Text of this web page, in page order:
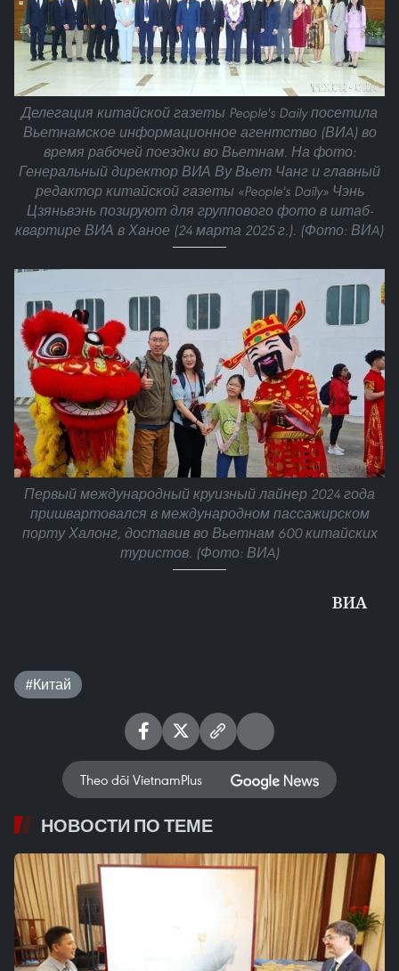
Делегация китайской газеты People's Daily посетила
Вьетнамское информационное агентство (ВИA) во
время рабочей поездки во Вьетнам. На фото:
Генеральный директор ВИА Ву Вьет Чанг и главный
редактор китайской газеты «People's Daily» Чэнь
Цзяньвэнь позируют для группового фото в штаб-
квартире ВИА в Ханое (24 марта 2025 г.). (Фото: ВИA)
Первый международный круизный лайнер 2024 года
пришвартовался в международном пассажирском
порту Халонг, доставив во Вьетнам 600 китайских
туристов. (Фото: ВИA)
ВИА
#Китай
Theo dõi VietnamPlus
НОВОСТИ ПО ТЕМЕ